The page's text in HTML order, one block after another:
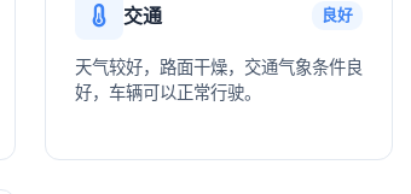
交通 良好
天气较好，路面干燥，交通气象条件良
好，车辆可以正常行驶。